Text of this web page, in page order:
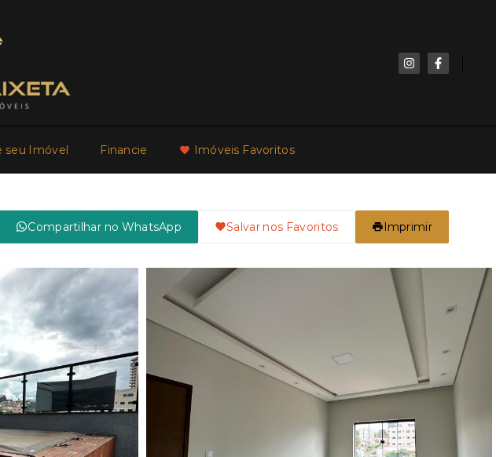
seu Imóvel Financie Imóveis Favoritos
Compartilhar no WhatsApp Salvar nos Favoritos Imprimir